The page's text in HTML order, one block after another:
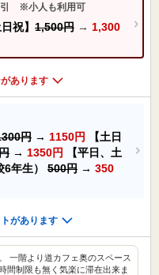
引 ※小人も利用可
祝】 1,500円 → 1,300
あります
円 → 1150円
【土日
→ 1350円
【平日、土
6年生） 500円 → 350
があります
一階より道カフェ奥のスペース
間制限も無く気楽に滞在出来ま